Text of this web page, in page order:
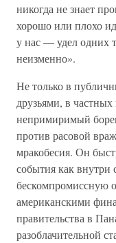
никогда не знает
хорошо или плохо
у нас — удел одних
неизменно».
Не только в
друзьями, в
непримиримый
против расовой
мракобесия. Он
события как внутри
бескомпромиссную
американскими
правительства в
разоблачительной